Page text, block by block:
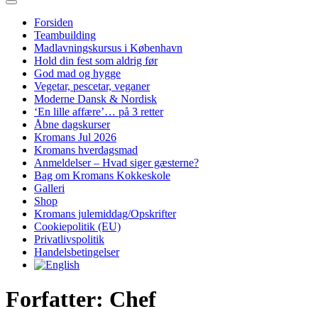
Forsiden
Teambuilding
Madlavningskursus i København
Hold din fest som aldrig før
God mad og hygge
Vegetar, pescetar, veganer
Moderne Dansk & Nordisk
‘En lille affære’… på 3 retter
Åbne dagskurser
Kromans Jul 2026
Kromans hverdagsmad
Anmeldelser – Hvad siger gæsterne?
Bag om Kromans Kokkeskole
Galleri
Shop
Kromans julemiddag/Opskrifter
Cookiepolitik (EU)
Privatlivspolitik
Handelsbetingelser
Forfatter: Chef